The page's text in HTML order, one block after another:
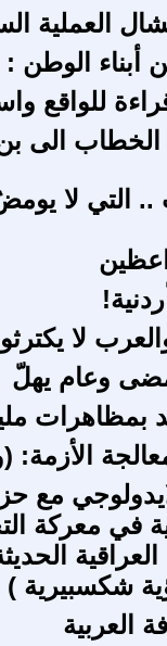
العملية
أبناء الوطن :
للواقع
الى
.. التي لا
لا
وعام يهلّ
بمظاهرات
مع
في معركة
شكسبيرية )
العربية